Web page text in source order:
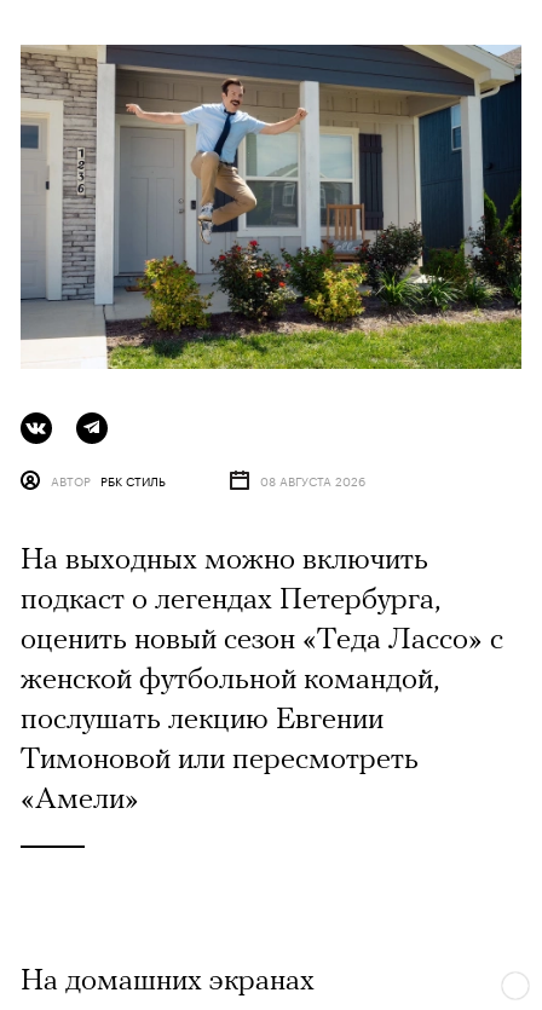
АВТОР РБК СТИЛЬ 08 АВГУСТА 2026
На выходных можно включить
подкаст о легендах Петербурга,
оценить новый сезон «Теда Лассо» с
женской футбольной командой,
послушать лекцию Евгении
Тимоновой или пересмотреть
«Амели»
На домашних экранах